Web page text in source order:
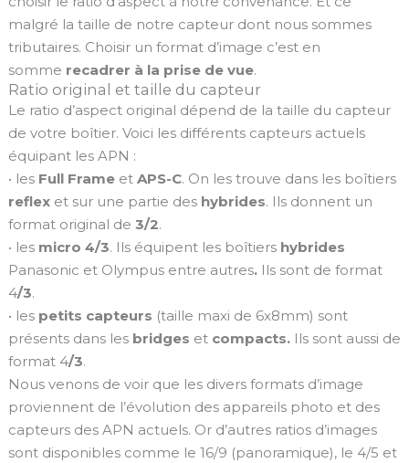
malgré la taille de notre capteur dont nous sommes
tributaires. Choisir un format d’image c’est en
somme recadrer à la prise de vue.
Ratio original et taille du capteur
Le ratio d’aspect original dépend de la taille du capteur
de votre boîtier. Voici les différents capteurs actuels
équipant les APN :
• les Full Frameet APS-C. On les trouve dans les boîtiers
reflexet sur une partie des hybrides. Ils donnent un
format original de 3/2.
• les micro 4/3. Ils équipent les boîtiers hybrides
Panasonic et Olympus entre autres.Ils sont de format
4/3.
• les petits capteurs (taille maxi de 6x8mm) sont
présents dans les bridges et compacts.Ils sont aussi de
format 4/3.
Nous venons de voir que les divers formats d’image
proviennent de l’évolution des appareils photo et des
capteurs des APN actuels. Or d’autres ratios d’images
sont disponibles comme le 16/9 (panoramique), le 4/5 et